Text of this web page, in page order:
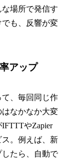
場所で発信す
も、反響が変
アップ
、毎回同じ作
なかなか大変
やZapier
。例えば、新
したら、自動で